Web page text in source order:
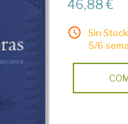
46,88 €
Sin
5/6